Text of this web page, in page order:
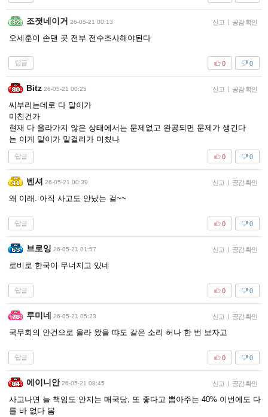
조졋네이거 26-05-21 00:13 신고 | 공감 확인
오세훈이 손댄 곳 전부 전수조사해야된다
답글 0
0
Bitz 26-05-21 00:25 신고 | 공감 확인
씨부리는데로 다 말이가
미친건가
현재 다 올라가지 않은 상태에서는 문제없고 완공되면 문제가 생긴다
는 이게 말이가 말걸리가 미쳤나
답글 0
0
벤셔 26-05-21 00:39 신고 | 공감 확인
왜 이래. 아직 사고도 안났는 걸~~
답글 0
0
브로잉 26-05-21 01:57 신고 | 공감 확인
로비로 한국이 무너지고 있네
답글 0
0
루미네 26-05-21 05:23 신고 | 공감 확인
국무회의 안건으로 올라 왔을 땨도 같은 소리 허나 한 번 보자고
답글 0
0
에이니안 26-05-21 08:45 신고 | 공감 확인
사고나면 늘 책임도 안지는 매국당, 또 좋다고 뽑아주는 40% 이번에도 다
를 바 없다 봄